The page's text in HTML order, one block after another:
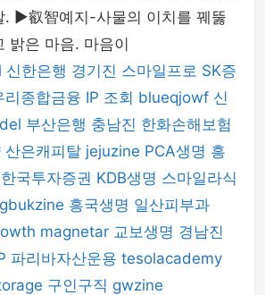
. ▶叡智예지-사물의 이치를 꿰뚫
밝은 마음. 마음이
신한은행 경기진 스마일프로 SK증
리종합금융 IP 조회 blueqjowf 신
부산은행 충남진 한화손해보험
산은캐피탈 jejuzine PCA생명 흥
한국투자증권 KDB생명 스마일라식
흥국생명 일산피부과
magnetar 교보생명 경남진
파리바자산운용 tesolacademy
구인구직 gwzine